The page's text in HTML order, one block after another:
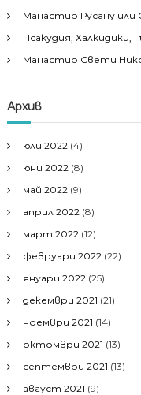
Манастир Русану
Псакудия, Халкидики,
Манастир Свети
Архив
юли 2022 (4)
юни 2022 (8)
май 2022 (9)
април 2022 (8)
март 2022 (12)
февруари 2022 (22)
януари 2022 (25)
декември 2021 (21)
ноември 2021 (14)
октомври 2021 (13)
септември 2021 (13)
август 2021 (9)